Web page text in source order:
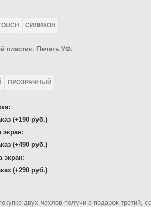
СИЛИКОН
пластик. Печать УФ.
ПРОЗРАЧНЫЙ
(+190 руб.)
экран:
(+490 руб.)
экран:
(+290 руб.)
двух чехлов получи в подарок третий,